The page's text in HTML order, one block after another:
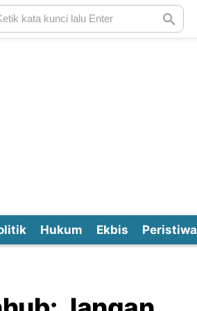
Hukum Ekbis Peristiwa